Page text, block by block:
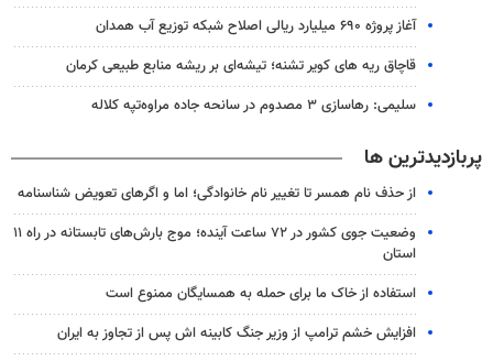
آغاز پروژه ۶۹۰ میلیارد ریالی اصلاح شبکه توزیع آب همدان
قاچاق ریه های کویر تشنه؛ تیشه‌ای بر ریشه منابع طبیعی کرمان
سلیمی: رهاسازی ۳ مصدوم در سانحه جاده مراوه‌تپه کلاله
پربازدیدترین ها
از حذف نام همسر تا تغییر نام خانوادگی؛ اما و اگرهای تعویض شناسنامه
وضعیت جوی کشور در ۷۲ ساعت آینده؛ موج بارش‌های تابستانه در راه ۱۱
استان
استفاده از خاک ما برای حمله به همسایگان ممنوع است
افزایش خشم ترامپ از وزیر جنگ کابینه اش پس از تجاوز به ایران